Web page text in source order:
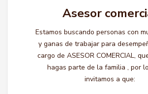
Asesor
Estamos buscando personas con
y ganas de trabajar para
cargo de ASESOR COMERCIAL,
hagas parte de la familia , por
invitamos a que: